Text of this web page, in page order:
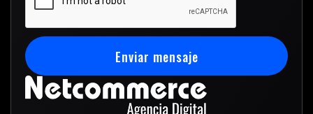
Enviar mensaje
Enviar mensaje